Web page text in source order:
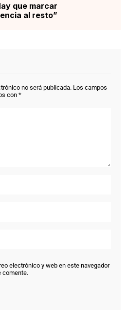
que marcar
al resto”
no será publicada. Los campos
con *
electrónico y web en este navegador
comente.